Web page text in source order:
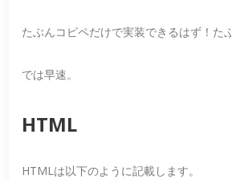
たぶんコピペだけで実装できるはず！た
では早速。
HTML
HTMLは以下のように記載します。